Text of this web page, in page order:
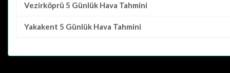
Vezirköprü 5 Günlük Hava Tahmini
Yakakent 5 Günlük Hava Tahmini